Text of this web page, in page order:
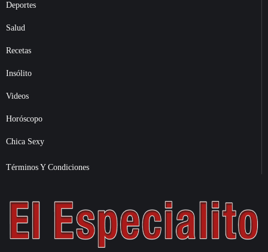
Deportes
Salud
Recetas
Insólito
Videos
Horóscopo
Chica Sexy
Términos Y Condiciones